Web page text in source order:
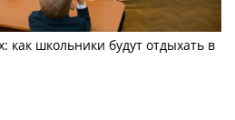
школьники будут отдыхать в